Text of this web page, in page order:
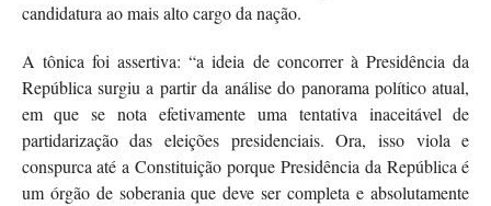
candidatura ao mais alto cargo da nação.
A tônica foi assertiva: “a ideia de concorrer à Presidência da
República surgiu a partir da análise do panorama político atual,
em que se nota efetivamente uma tentativa inaceitável de
partidarização das eleições presidenciais. Ora, isso viola e
conspurca até a Constituição porque Presidência da República é
um órgão de soberania que deve ser completa e absolutamente